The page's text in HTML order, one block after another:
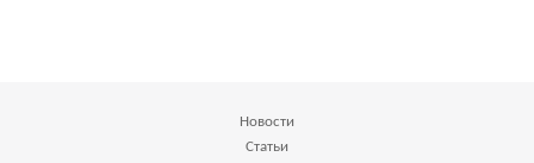
Новости
Статьи